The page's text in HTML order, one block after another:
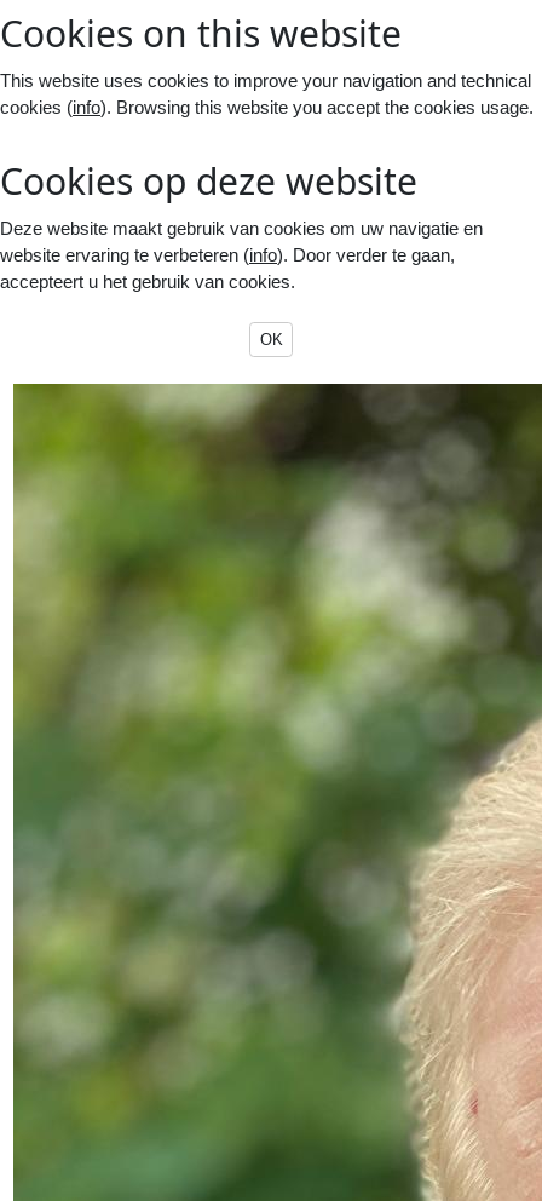
Cookies on this website
This website uses cookies to improve your navigation and technical
cookies (info). Browsing this website you accept the cookies usage.
Cookies op deze website
Deze website maakt gebruik van cookies om uw navigatie en
website ervaring te verbeteren (info). Door verder te gaan,
accepteert u het gebruik van cookies.
OK